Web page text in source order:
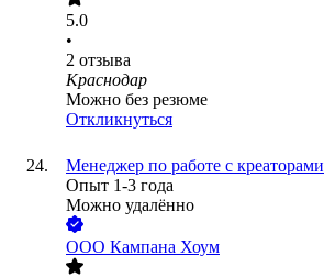
5.0
•
2 отзыва
Краснодар
Можно без резюме
Откликнуться
Менеджер по работе с креаторами
Опыт 1-3 года
Можно удалённо
ООО Кампана Хоум